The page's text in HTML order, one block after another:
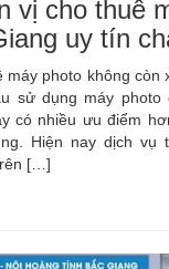
vị cho thuê
uy tín
máy photo không còn
sử dụng máy
có nhiều ưu điểm
Hiện nay dịch vụ
[…]